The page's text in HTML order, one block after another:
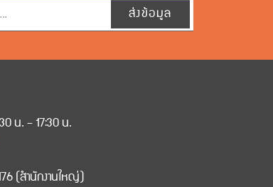
ส่งข้อมูล
น. – 17:30 น.
(สำนักงานใหญ่)